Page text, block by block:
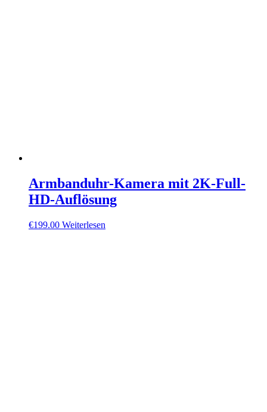
Armbanduhr-Kamera mit 2K-Full-
HD-Auflösung
€199.00 Weiterlesen